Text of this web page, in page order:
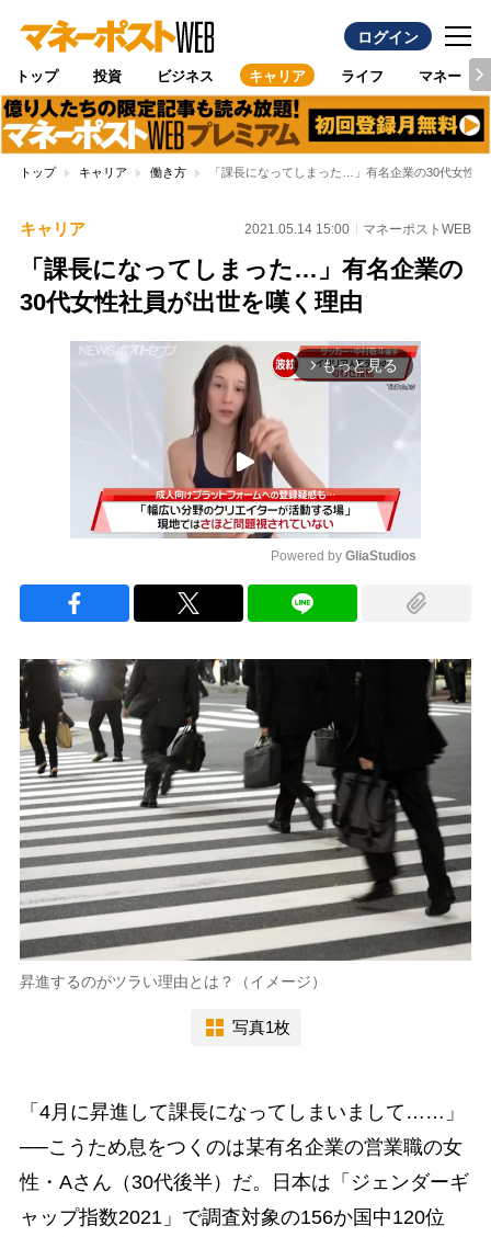
ログイン
トップ 投資 ビジネス キャリア ライフ マネー
トップ キャリア 働き方 「課長になってしまった…」有名企業の30代女性
キャリア 2021.05.14 15:00 マネーポストWEB
「課長になってしまった…」有名企業の
30代女性社員が出世を嘆く理由
arrow_forward_ios もっと見る
Powered by GliaStudios
昇進するのがツラい理由とは？（イメージ）
写真1枚
「4月に昇進して課長になってしまいまして……」
──こうため息をつくのは某有名企業の営業職の女
性・Aさん（30代後半）だ。日本は「ジェンダーギ
ャップ指数2021」で調査対象の156か国中120位